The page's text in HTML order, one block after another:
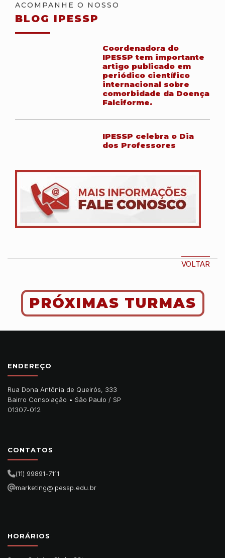
ACOMPANHE O NOSSO
BLOG IPESSP
Coordenadora do
IPESSP tem importante
artigo publicado em
periódico científico
internacional sobre
comorbidade da Doença
Falciforme.
IPESSP celebra o Dia
dos Professores
VOLTAR
PRÓXIMAS TURMAS
ENDEREÇO
Rua Dona Antônia de Queirós, 333
Bairro Consolação • São Paulo / SP
01307-012
CONTATOS
(11) 99891-7111
marketing@ipessp.edu.br
HORÁRIOS